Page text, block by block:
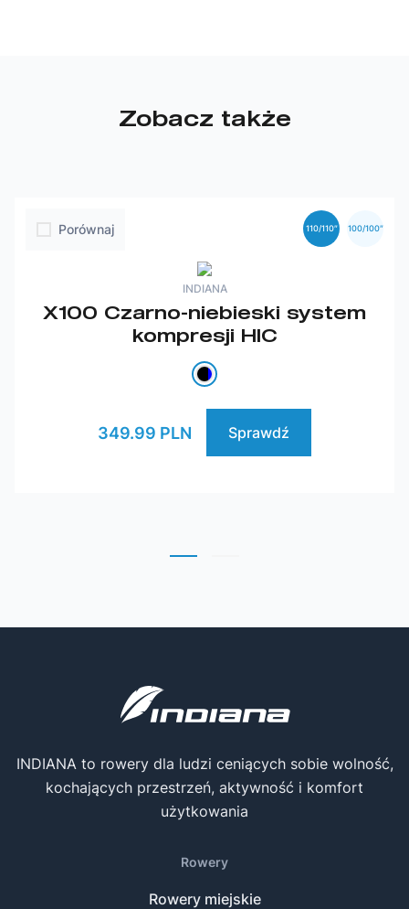
Zobacz także
Porównaj
INDIANA
X100 Czarno-niebieski system
kompresji HIC
110/110″ 100/100″
349.99 PLN Sprawdź
INDIANA to rowery dla ludzi ceniących sobie wolność,
kochających przestrzeń, aktywność i komfort
użytkowania
Rowery
Rowery miejskie